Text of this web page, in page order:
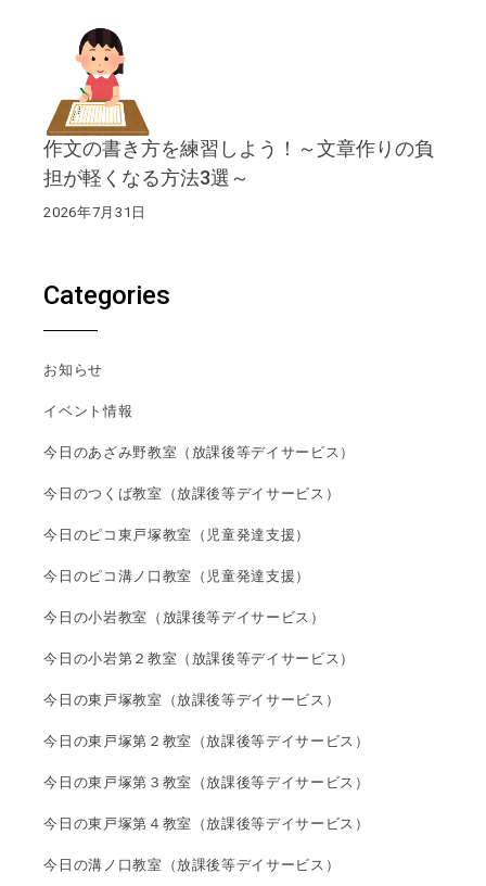
作文の書き方を練習しよう！～文章作りの負
担が軽くなる方法3選～
2026年7月31日
Categories
お知らせ
イベント情報
今日のあざみ野教室（放課後等デイサービス）
今日のつくば教室（放課後等デイサービス）
今日のピコ東戸塚教室（児童発達支援）
今日のピコ溝ノ口教室（児童発達支援）
今日の小岩教室（放課後等デイサービス）
今日の小岩第２教室（放課後等デイサービス）
今日の東戸塚教室（放課後等デイサービス）
今日の東戸塚第２教室（放課後等デイサービス）
今日の東戸塚第３教室（放課後等デイサービス）
今日の東戸塚第４教室（放課後等デイサービス）
今日の溝ノ口教室（放課後等デイサービス）